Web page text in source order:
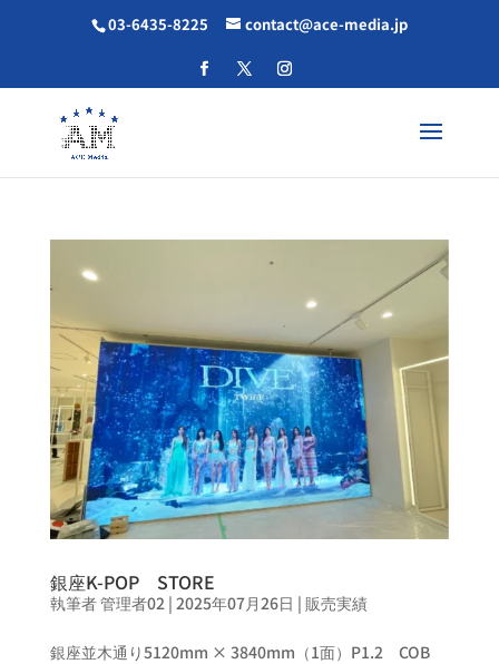
03-6435-8225 contact@ace-media.jp
銀座K-POP STORE
執筆者管理者02 | 2025年07月26日 | 販売実績
銀座並木通り5120mm × 3840mm（1面）P1.2 COB